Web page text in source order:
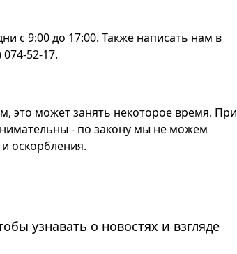
с 9:00 до 17:00. Также написать нам в
52-17.
это может занять некоторое время. При
- по закону мы не можем
оскорбления.
узнавать о новостях и взгляде